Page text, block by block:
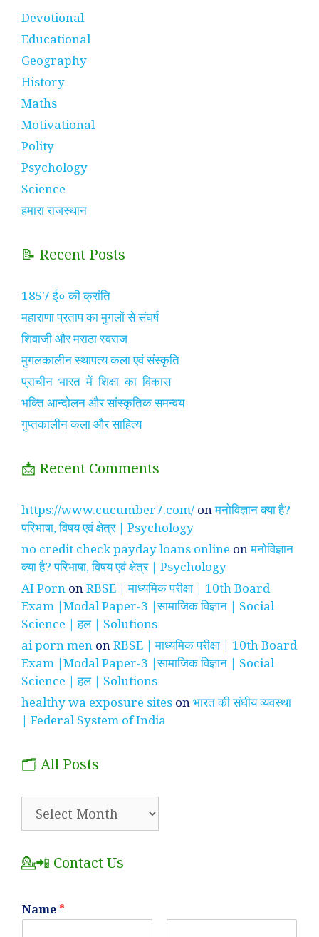
Devotional
Educational
Geography
History
Maths
Motivational
Polity
Psychology
Science
हमारा राजस्थान
📝 Recent Posts
1857 ई० की क्रांति
महाराणा प्रताप का मुगलों से संघर्ष
शिवाजी और मराठा स्वराज
मुगलकालीन स्थापत्य कला एवं संस्कृति
प्राचीन भारत में शिक्षा का विकास
भक्ति आन्दोलन और सांस्कृतिक समन्वय
गुप्तकालीन कला और साहित्य
📩 Recent Comments
https://www.cucumber7.com/ onमनोविज्ञान क्या है?
परिभाषा, विषय एवं क्षेत्र | Psychology
no credit check payday loans online onमनोविज्ञान
क्या है? परिभाषा, विषय एवं क्षेत्र | Psychology
AI Porn onRBSE | माध्यमिक परीक्षा | 10th Board
Exam |Modal Paper-3 |सामाजिक विज्ञान | Social
Science | हल | Solutions
ai porn men onRBSE | माध्यमिक परीक्षा | 10th Board
Exam |Modal Paper-3 |सामाजिक विज्ञान | Social
Science | हल | Solutions
healthy wa exposure sites onभारत की संघीय व्यवस्था
| Federal System of India
🗂️ All Posts
💁📲 Contact Us
Name *